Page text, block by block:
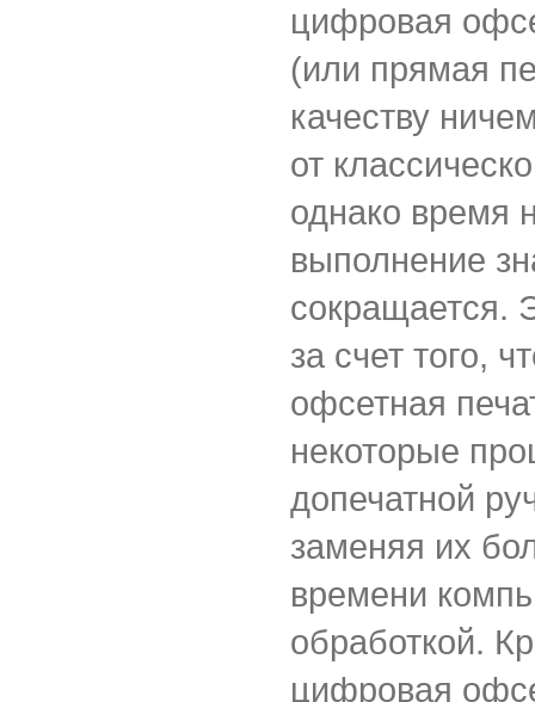
цифровая
(или прямая
качеству
от
однако время
выполнение
сокращается.
за счет того,
офсетная
некоторые
допечатной
заменяя их
времени
обработкой.
цифровая